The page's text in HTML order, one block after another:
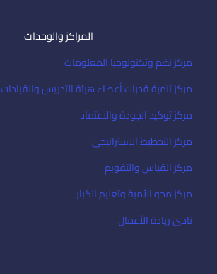
المراكز والوحدات
مركز نظم وتكنولوجيا المعلومات
مركز تنمية قدرات أعضاء هيئة التدريس والقيادات
مركز توكيد الجودة والاعتماد
مركز التخطيط الاستراتيجى
مركز القياس والتقويم
مركز محو الأمية وتعليم الكبار
نادى ريادة الأعمال